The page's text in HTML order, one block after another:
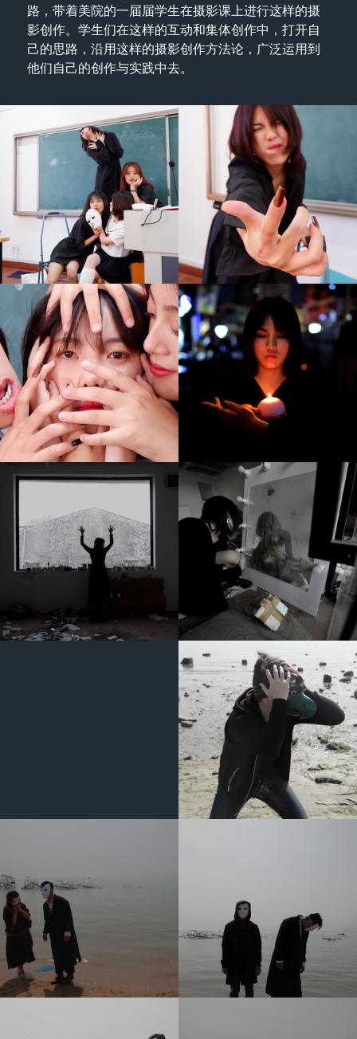
路，带着美院的一届届学生在摄影课上进行这样的摄
影创作。学生们在这样的互动和集体创作中，打开自
己的思路，沿用这样的摄影创作方法论，广泛运用到
他们自己的创作与实践中去。